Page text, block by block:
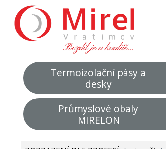
Termoizolační pásy a
desky
Průmyslové obaly
MIRELON